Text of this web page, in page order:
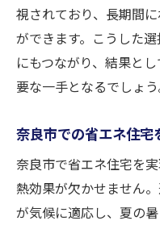
視されており、長期間
ができます。こうした
にもつながり、結果と
要な一手となるでしょう
奈良市での省エネ住宅
奈良市で省エネ住宅を
熱効果が欠かせません
が気候に適応し、夏の